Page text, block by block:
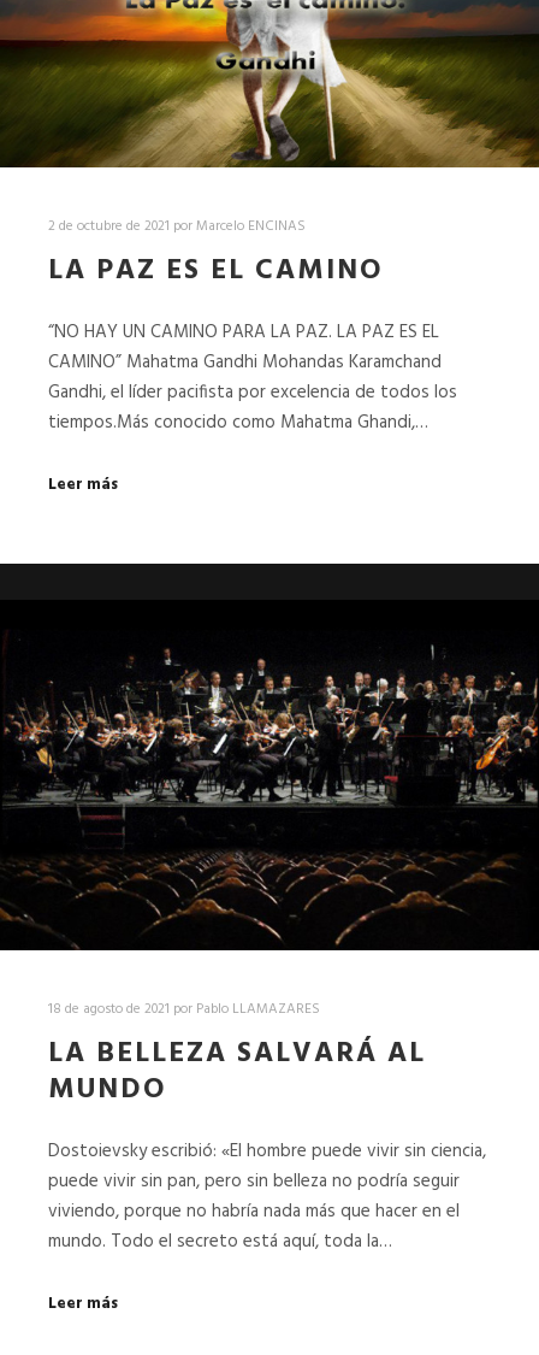
2 de octubre de 2021 porMarcelo ENCINAS
LA PAZ ES EL CAMINO
“NO HAY UN CAMINO PARA LA PAZ. LA PAZ ES EL
CAMINO” Mahatma Gandhi Mohandas Karamchand
Gandhi, el líder pacifista por excelencia de todos los
tiempos.Más conocido como Mahatma Ghandi,…
Leer más
18 de agosto de 2021 por Pablo LLAMAZARES
LA BELLEZA SALVARÁ AL
MUNDO
Dostoievsky escribió: «El hombre puede vivir sin ciencia,
puede vivir sin pan, pero sin belleza no podría seguir
viviendo, porque no habría nada más que hacer en el
mundo. Todo el secreto está aquí, toda la…
Leer más